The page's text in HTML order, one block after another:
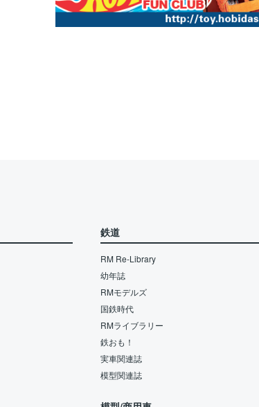
鉄道
RM Re-Library
幼年誌
RMモデルズ
国鉄時代
RMライブラリー
鉄おも！
実車関連誌
模型関連誌